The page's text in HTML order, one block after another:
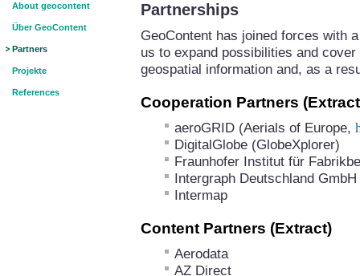
About geocontent
Über GeoContent
Partners
Projekte
References
Partnerships
GeoContent has joined forces with
us to expand possibilities and
geospatial information and, as a
Cooperation Partners
aeroGRID (Aerials of Europe,
DigitalGlobe (GlobeXplorer)
Fraunhofer Institut für
Intergraph Deutschland GmbH
Intermap
Content Partners (Extract)
Aerodata
AZ Direct